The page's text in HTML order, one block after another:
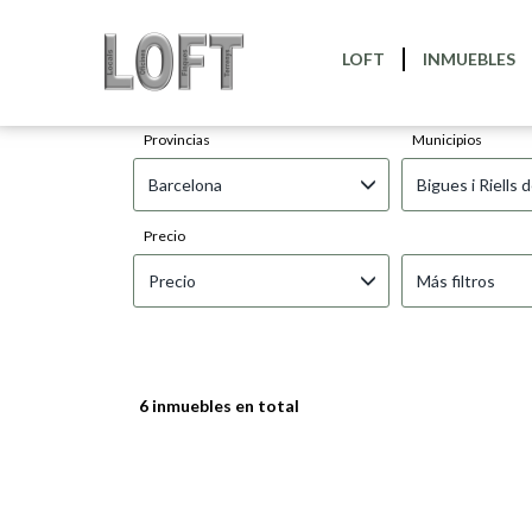
LOFT INMUEBLES
Provincias
Barcelona
Municipios
Bigues i Riells
Precio
Precio Más filtros
6 inmuebles en total